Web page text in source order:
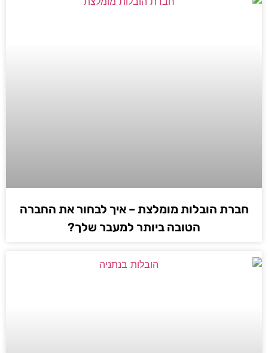
חברת הובלות מומלצת – איך לבחור את החברה
הטובה ביותר למעבר שלך?